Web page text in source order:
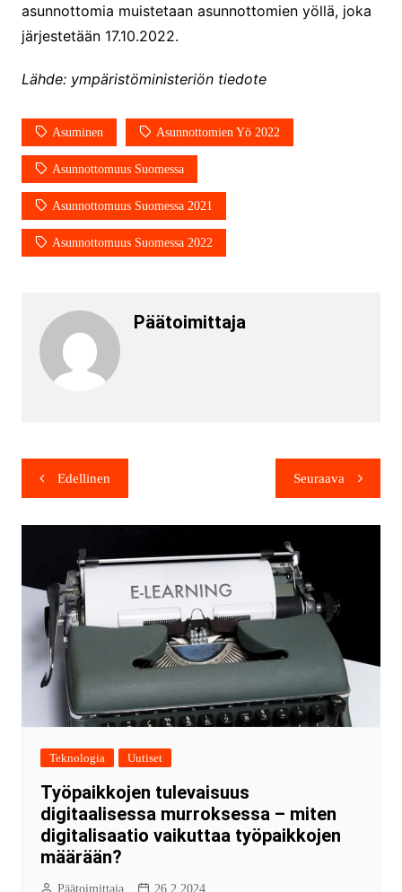
asunnottomia muistetaan asunnottomien yöllä, joka
järjestetään 17.10.2022.
Lähde: ympäristöministeriön tiedote
Asuminen Asunnottomien Yö 2022
Asunnottomuus Suomessa
Asunnottomuus Suomessa 2021
Asunnottomuus Suomessa 2022
Päätoimittaja
Edellinen Seuraava
Teknologia Uutiset
Työpaikkojen tulevaisuus
digitaalisessa murroksessa – miten
digitalisaatio vaikuttaa työpaikkojen
määrään?
Päätoimittaja 26.2.2024